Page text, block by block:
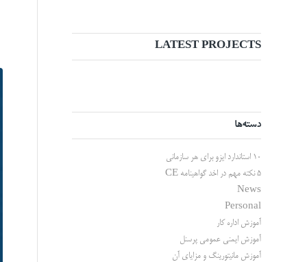
LATEST PROJECTS
دسته‌ها
10 استاندارد ایزو برای هر سازمانی
5 نکته مهم در اخد گواهینامه CE
News
Personal
آموزش اداره کار
آموزش ایمنی عمومی پرسنل
آموزش مانیتورینگ و مزایای آن